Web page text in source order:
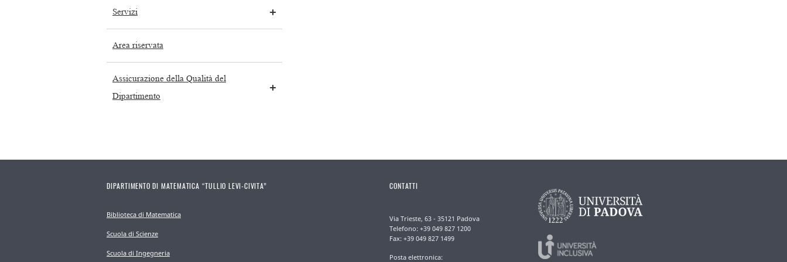
Servizi
Area riservata
Assicurazione della Qualità del
Dipartimento
DIPARTIMENTO DI MATEMATICA “TULLIO LEVI-CIVITA”
Biblioteca di Matematica
Scuola di Scienze
Scuola di Ingegneria
CONTATTI
Via Trieste, 63 - 35121 Padova
Telefono: +39 049 827 1200
Fax: +39 049 827 1499
Posta elettronica: